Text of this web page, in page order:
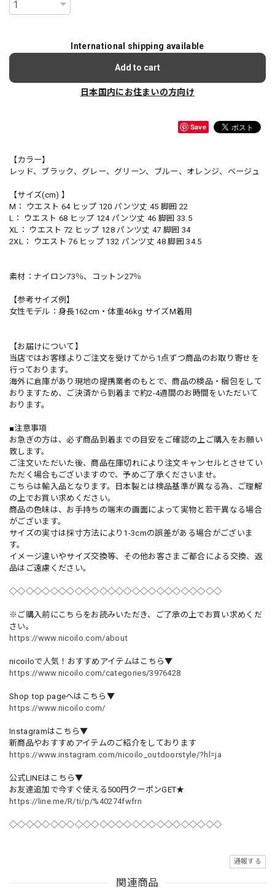
International shipping available
Add to cart
日本国内にお住まいの方向け
Save
【カラー】
レッド、ブラック、グレー、グリーン、ブルー、オレンジ、ベージュ
【サイズ(cm) 】
M： ウエスト 64 ヒップ 120 パンツ丈 45 脚囲 22
L： ウエスト 68 ヒップ 124 パンツ丈 46 脚囲 33.5
XL： ウエスト 72 ヒップ 128 パンツ丈 47 脚囲 34
2XL： ウエスト 76 ヒップ 132 パンツ丈 48 脚囲 34.5
素材：ナイロン73％、コットン27％
【参考サイズ例】
女性モデル：身長162cm・体重46kg サイズM着用
【お届けについて】
当店ではお客様よりご注文を受けてから1点ずつ商品のお取り寄せを
行っております。
海外に倉庫があり現地の提携業者のもとで、商品の検品・梱包をして
おりますため、ご決済から到着まで約2-4週間のお時間をいただいて
おります。
■注意事項
お急ぎの方は、必ず商品到着までの目安をご確認の上ご購入をお願い
致します。
ご注文いただいた後、商品在庫切れにより注文キャンセルとさせてい
ただく場合もございますので、予めご了承くださいませ。
こちらは輸入品となります。日本製とは検品基準が異なる為、ご理解
の上でお買い求めください。
商品の色味は、お手持ちの端末の画面によって実物と若干異なる場合
がございます。
サイズの実寸は採寸方法により1-3cmの誤差がある場合がございま
す。
イメージ違いやサイズ交換等、その他お客さまご都合による交換、返
品はご遠慮ください。
◇◇◇◇◇◇◇◇◇◇◇◇◇◇◇◇◇◇◇◇◇◇◇◇◇◇
※ご購入前にこちらをお読みいただき、ご了承の上でお買い求めくだ
さい。
https://www.nicoilo.com/about
nicoiloで人気！おすすめアイテムはこちら▼
https://www.nicoilo.com/categories/3976428
Shop top pageへはこちら▼
https://www.nicoilo.com/
Instagramはこちら▼
新商品やおすすめアイテムのご紹介をしております
https://www.instagram.com/nicoilo_outdoorstyle/?hl=ja
公式LINEはこちら▼
お友達追加で今すぐ使える500円クーポンGET★
https://line.me/R/ti/p/%40274fwfrn
◇◇◇◇◇◇◇◇◇◇◇◇◇◇◇◇◇◇◇◇◇◇◇◇◇◇
通報する
関連商品